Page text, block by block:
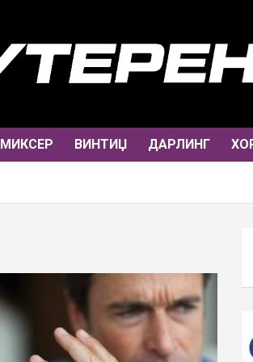
МИКСЕР ВИНТИЏ ДАРЛИНГ